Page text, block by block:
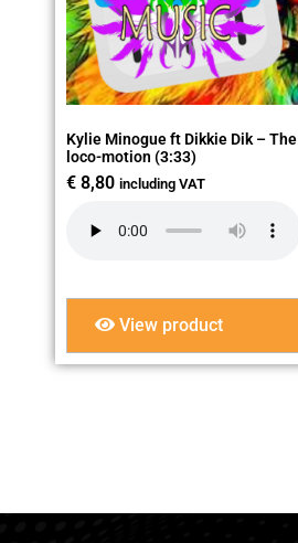
Kylie Minogue ft Dikkie Dik – The
loco-motion (3:33)
€ 8,80 including VAT
View product